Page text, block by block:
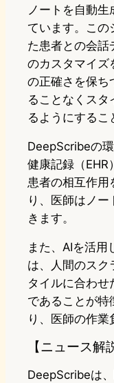
ノートを自動
ています。この
た患者との会
のカスタマイズ
の正確さを保ち
ることなくスタ
るようにするこ
DeepScribeの
健康記録（EHR
患者の相互作用
り、医師はノ
きます。
また、AIを活用
は、人間のスク
タイルに合わ
であることが特
り、医師の作業
【ニュース解
DeepScribeは